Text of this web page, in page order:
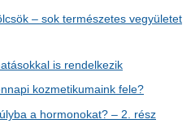
– sok természetes vegyületet
is rendelkezik
kozmetikumaink fele?
a hormonokat? – 2. rész